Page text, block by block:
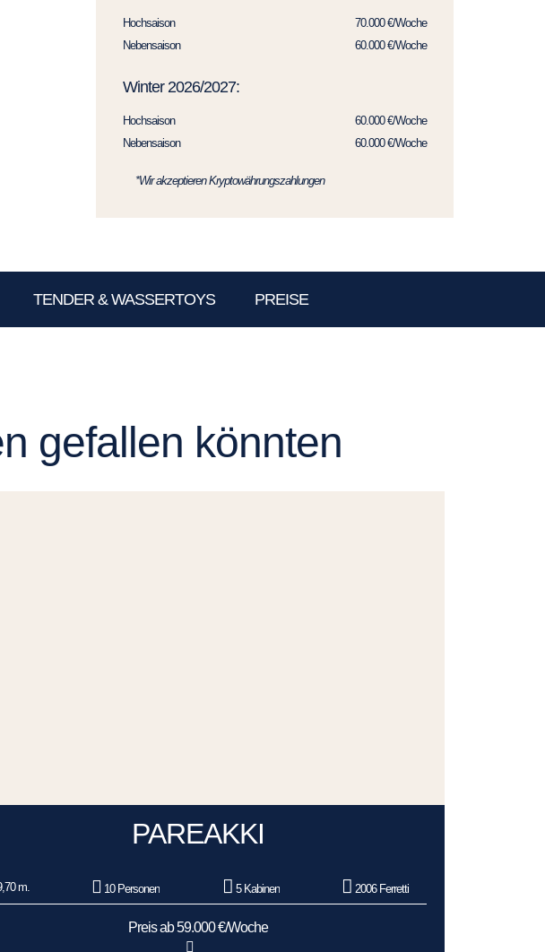
Hochsaison
70.000 €/Woche
Nebensaison
60.000 €/Woche
Winter 2026/2027:
Hochsaison
60.000 €/Woche
Nebensaison
60.000 €/Woche
*Wir akzeptieren Kryptowährungszahlungen
TENDER & WASSERTOYS PREISE
gefallen könnten
PAREAKKI
m. 10 Personen 5 Kabinen 2006 Ferretti
Preis ab 59.000 €/Woche